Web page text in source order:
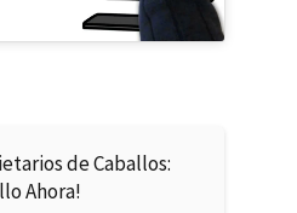
de Caballos:
Ahora!